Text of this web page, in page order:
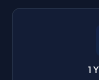
1